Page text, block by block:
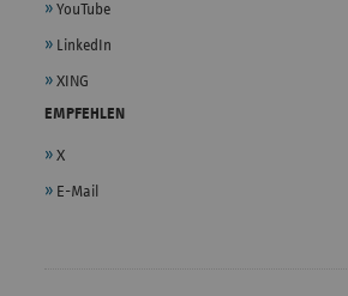
YouTube
LinkedIn
XING
EMPFEHLEN
X
E-Mail